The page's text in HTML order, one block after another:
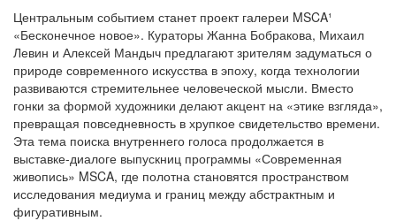
Центральным событием станет проект галереи MSCA¹
«Бесконечное новое». Кураторы Жанна Бобракова, Михаил
Левин и Алексей Мандыч предлагают зрителям задуматься о
природе современного искусства в эпоху, когда технологии
развиваются стремительнее человеческой мысли. Вместо
гонки за формой художники делают акцент на «этике взгляда»,
превращая повседневность в хрупкое свидетельство времени.
Эта тема поиска внутреннего голоса продолжается в
выставке-диалоге выпускниц программы «Современная
живопись» MSCA, где полотна становятся пространством
исследования медиума и границ между абстрактным и
фигуративным.